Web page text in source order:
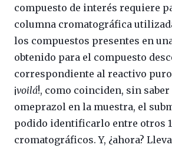
compuesto de interés requiere
columna cromatográfica
los compuestos presentes en
obtenido para el compuesto
correspondiente al reactivo
¡voilá!, como coinciden, sin saber
omeprazol en la muestra, el
podido identificarlo entre otros
cromatográficos. Y, ¿ahora?